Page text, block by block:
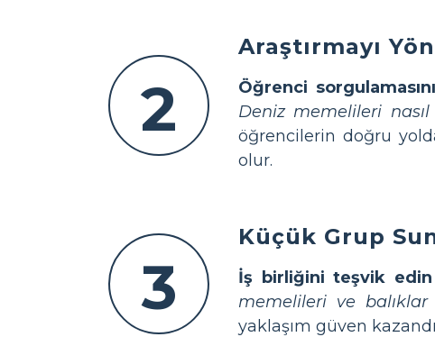
2
Araştırmayı
Öğrenci
Deniz memelileri
öğrencilerin doğru
olur.
3
Küçük Grup
İş birliğini teşvik edin
memelileri ve
yaklaşım güven